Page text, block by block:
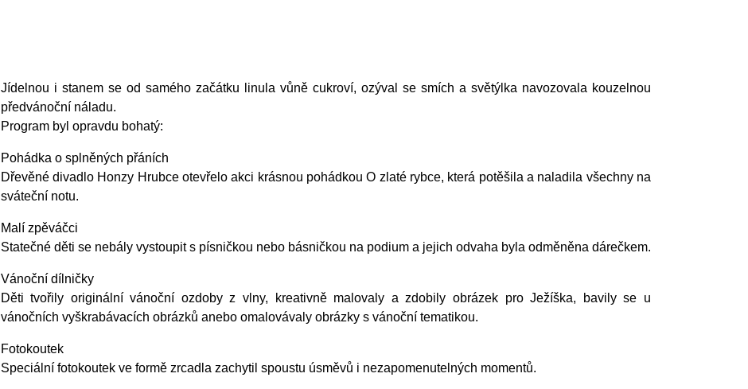
Jídelnou i stanem se od samého začátku linula vůně cukroví, ozýval se smích a světýlka navozovala kouzelnou
předvánoční náladu.
Program byl opravdu bohatý:
Pohádka o splněných přáních
Dřevěné divadlo Honzy Hrubce otevřelo akci krásnou pohádkou O zlaté rybce, která potěšila a naladila všechny na
sváteční notu.
Malí zpěváčci
Statečné děti se nebály vystoupit s písničkou nebo básničkou na podium a jejich odvaha byla odměněna dárečkem.
Vánoční dílničky
Děti tvořily originální vánoční ozdoby z vlny, kreativně malovaly a zdobily obrázek pro Ježíška, bavily se u
vánočních vyškrabávacích obrázků anebo omalovávaly obrázky s vánoční tematikou.
Fotokoutek
Speciální fotokoutek ve formě zrcadla zachytil spoustu úsměvů i nezapomenutelných momentů.